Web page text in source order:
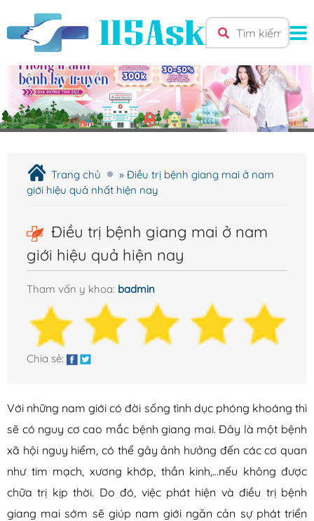
Trang chủ » Điều trị bệnh giang mai ở nam
giới hiệu quả nhất hiện nay
Điều trị bệnh giang mai ở nam
giới hiệu quả hiện nay
Tham vấn y khoa: badmin
Chia sẻ:
Với những nam giới có đời sống tình dục phóng khoáng thì
sẽ có nguy cơ cao mắc bệnh giang mai. Đây là một bệnh
xã hội nguy hiểm, có thể gây ảnh hưởng đến các cơ quan
như tim mạch, xương khớp, thần kinh,…nếu không được
chữa trị kịp thời. Do đó, việc phát hiện và điều trị bệnh
giang mai sớm sẽ giúp nam giới ngăn cản sự phát triển
TRANG CHỦ
Giới Thiệu
Bệnh Nam Khoa
Liệt dương
Rối loạn cương dương
Xuất tinh sớm
Yếu sinh lý
Bệnh âm đạo
Bệnh buồng trứng
Bệnh tử cung
Khí hư